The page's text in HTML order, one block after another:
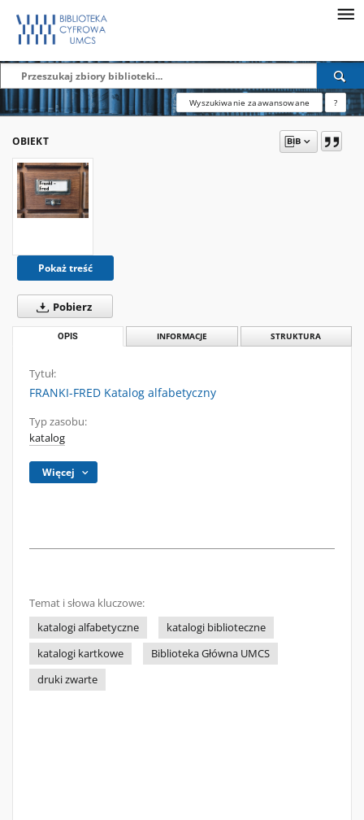
Wyszukiwanie zaawansowane ?
OBIEKT
Pokaż treść
Pobierz
OPIS INFORMACJE STRUKTURA
Tytuł:
FRANKI-FRED Katalog alfabetyczny
Typ zasobu:
katalog
Więcej
Temat i słowa kluczowe:
katalogi alfabetyczne
katalogi biblioteczne
katalogi kartkowe
Biblioteka Główna UMCS
druki zwarte